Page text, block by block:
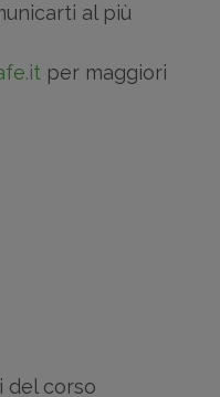
al più
per maggiori
del corso